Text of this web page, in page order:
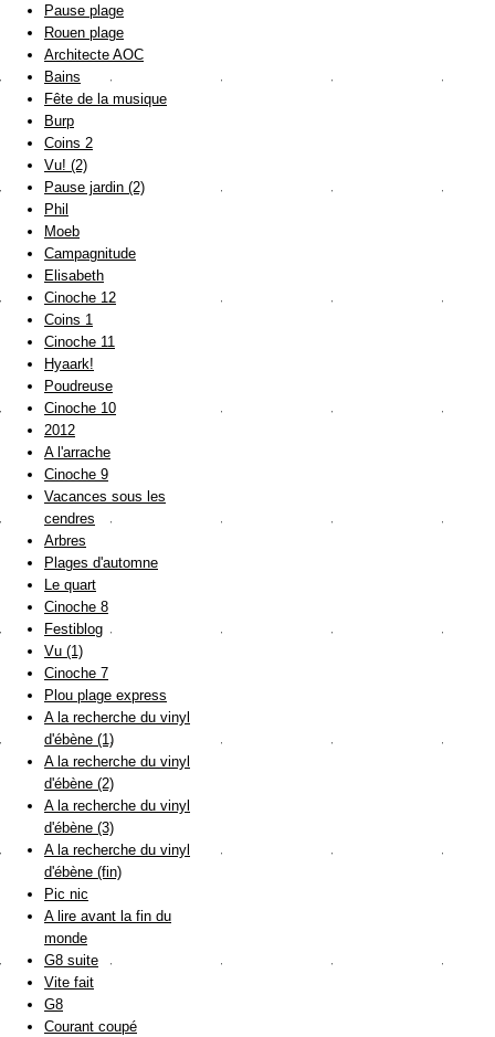
Pause plage
Rouen plage
Architecte AOC
Bains
Fête de la musique
Burp
Coins 2
Vu! (2)
Pause jardin (2)
Phil
Moeb
Campagnitude
Elisabeth
Cinoche 12
Coins 1
Cinoche 11
Hyaark!
Poudreuse
Cinoche 10
2012
A l'arrache
Cinoche 9
Vacances sous les
cendres
Arbres
Plages d'automne
Le quart
Cinoche 8
Festiblog
Vu (1)
Cinoche 7
Plou plage express
A la recherche du vinyl
d'ébène (1)
A la recherche du vinyl
d'ébène (2)
A la recherche du vinyl
d'ébène (3)
A la recherche du vinyl
d'ébène (fin)
Pic nic
A lire avant la fin du
monde
G8 suite
Vite fait
G8
Courant coupé